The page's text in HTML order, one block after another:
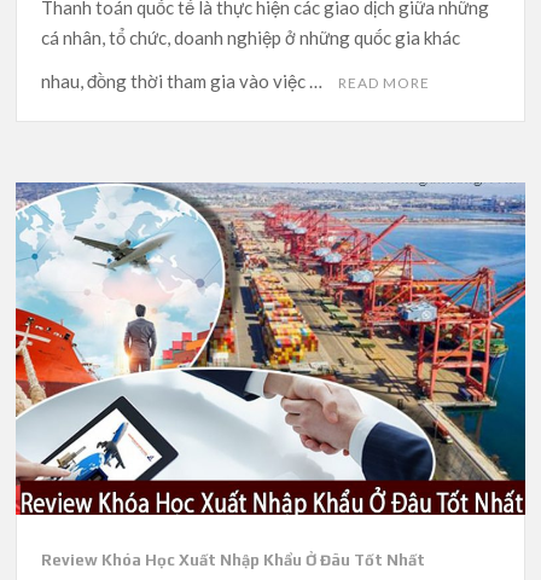
Thanh toán quốc tế là thực hiện các giao dịch giữa những
cá nhân, tổ chức, doanh nghiệp ở những quốc gia khác
nhau, đồng thời tham gia vào việc …
READ MORE
Review Khóa Học Xuất Nhập Khẩu Ở Đâu Tốt Nhất